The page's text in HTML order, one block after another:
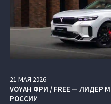
21 МАЯ 2026
VOYAH ФРИ / FREE —
РОССИИ